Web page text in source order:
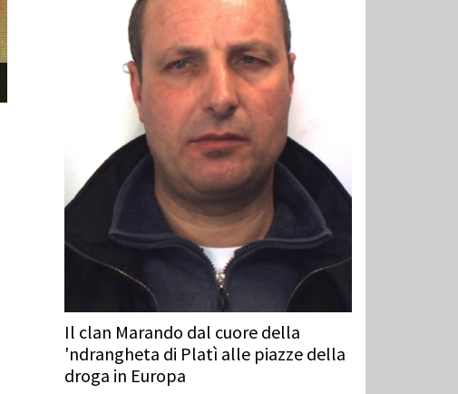
Il clan Marando dal cuore della
'ndrangheta di Platì alle piazze della
droga in Europa